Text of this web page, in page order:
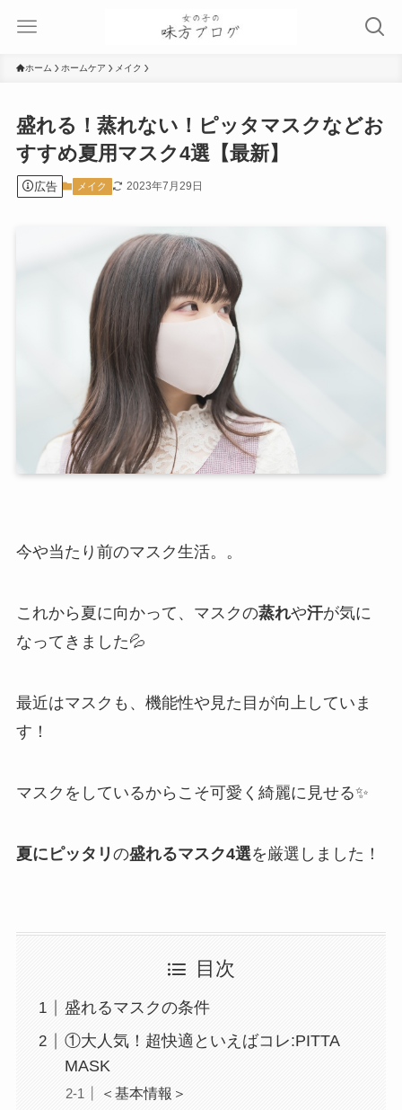
ホーム ホームケア メイク
盛れる！蒸れない！ピッタマスクなどお
すすめ夏用マスク4選【最新】
広告 メイク 2023年7月29日
今や当たり前のマスク生活。。
これから夏に向かって、マスクの蒸れや汗が気に
なってきました💦
最近はマスクも、機能性や見た目が向上していま
す！
マスクをしているからこそ可愛く綺麗に見せる✨
夏にピッタリ の盛れるマスク4選を厳選しました！
目次
盛れるマスクの条件
①大人気！超快適といえばコレ:PITTA
MASK
＜基本情報＞